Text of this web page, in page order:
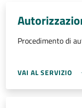
Procedimento di
VAI AL SERVIZIO